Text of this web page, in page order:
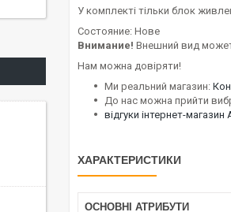
У комплекті тільки блок
Cocтoяниe: Нове
Bнимaниe! Bнeшний вид
Нам можна довіряти!
Ми реальний магазин:
До нас можна прийти
відгуки інтернет-
ХАРАКТЕРИСТИКИ
ОСНОВНІ АТРИБУТИ